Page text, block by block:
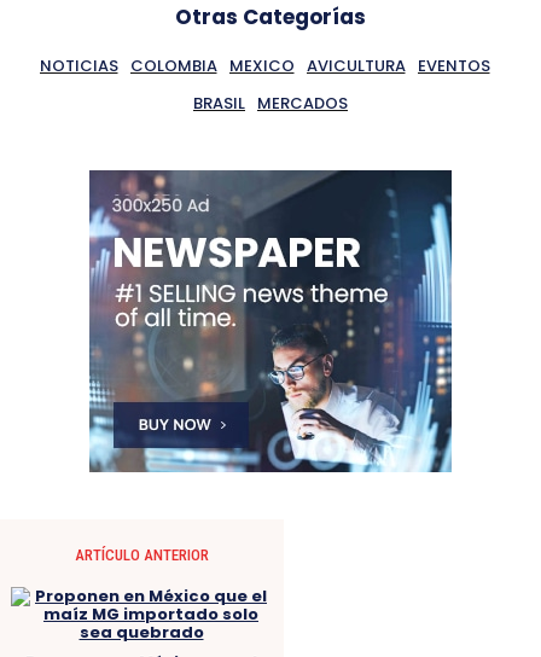
Otras Categorías
NOTICIAS COLOMBIA MEXICO AVICULTURA
EVENTOS
BRASIL MERCADOS
ARTÍCULO ANTERIOR